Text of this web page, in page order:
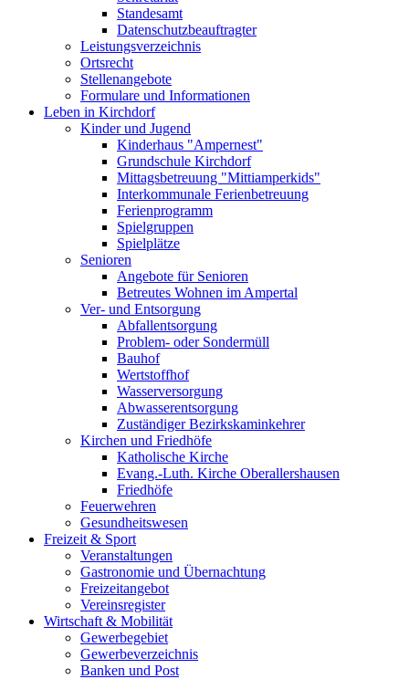
Standesamt
Datenschutzbeauftragter
Leistungsverzeichnis
Ortsrecht
Stellenangebote
Formulare und Informationen
Leben in Kirchdorf
Kinder und Jugend
Kinderhaus "Ampernest"
Grundschule Kirchdorf
Mittagsbetreuung "Mittiamperkids"
Interkommunale Ferienbetreuung
Ferienprogramm
Spielgruppen
Spielplätze
Senioren
Angebote für Senioren
Betreutes Wohnen im Ampertal
Ver- und Entsorgung
Abfallentsorgung
Problem- oder Sondermüll
Bauhof
Wertstoffhof
Wasserversorgung
Abwasserentsorgung
Zuständiger Bezirkskaminkehrer
Kirchen und Friedhöfe
Katholische Kirche
Evang.-Luth. Kirche Oberallershausen
Friedhöfe
Feuerwehren
Gesundheitswesen
Freizeit & Sport
Veranstaltungen
Gastronomie und Übernachtung
Freizeitangebot
Vereinsregister
Wirtschaft & Mobilität
Gewerbegebiet
Gewerbeverzeichnis
Banken und Post